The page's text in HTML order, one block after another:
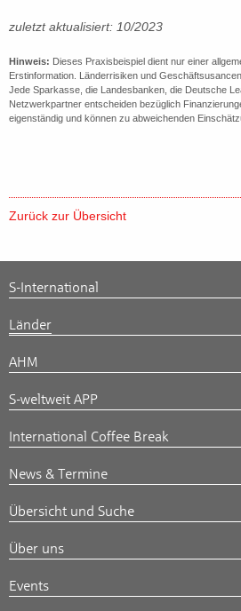
zuletzt aktualisiert: 10/2023
Hinweis: Dieses Praxisbeispiel dient nur einer
Erstinformation. Länderrisiken und
Jede Sparkasse, die Landesbanken, die Deutsche
Netzwerkpartner entscheiden bezüglich
eigenständig und können zu abweichenden
Zurück zur Übersicht
S-International
Länder
AHM
S-weltweit APP
International Coffee Break
News & Termine
Übersicht und Suche
Über uns
Events